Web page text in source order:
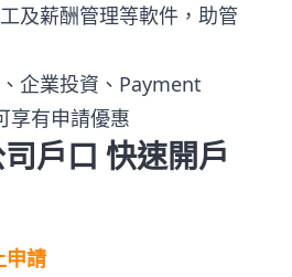
及薪酬管理等軟件，助管
企業投資、 Payment
享有申請優惠
戶口 快速開戶
申請